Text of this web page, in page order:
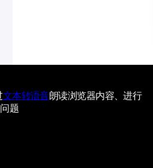
文本转语音朗读浏览器内容、进行
题